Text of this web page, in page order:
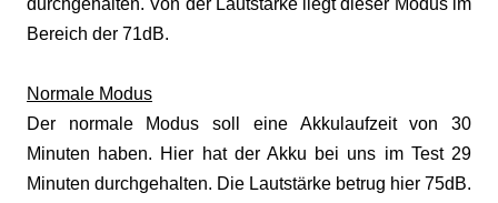
Bereich der 71dB.
Normale Modus
Der normale Modus soll eine Akkulaufzeit von 30
Minuten haben. Hier hat der Akku bei uns im Test 29
Minuten durchgehalten. Die Lautstärke betrug hier 75dB.